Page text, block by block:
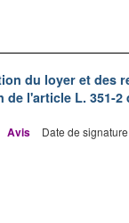
du loyer et des
l'article L. 351-
Avis Date de